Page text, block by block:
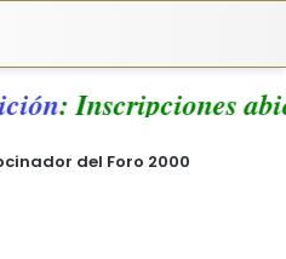
: Inscripciones
del Foro 2000